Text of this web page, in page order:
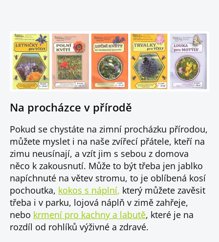
Na procházce v přírodě
Pokud se chystáte na zimní procházku přírodou,
můžete myslet i na naše zvířecí přátele, kteří na
zimu neusínají, a vzít jim s sebou z domova
něco k zakousnutí. Může to být třeba jen jablko
napíchnuté na větev stromu, to je oblíbená kosí
pochoutka, kokos s náplní, který můžete zavěsit
třeba i v parku, lojová náplň v zimě zahřeje,
nebo krmení pro kachny a labutě, které je na
rozdíl od rohlíků výživné a zdravé.